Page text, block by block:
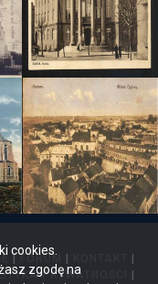
|FORUM
PRYWATNOŚCI
cookies.
zgodę na